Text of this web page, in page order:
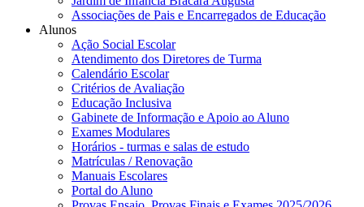
Associações de Pais e Encarregados de Educação
Alunos
Ação Social Escolar
Atendimento dos Diretores de Turma
Calendário Escolar
Critérios de Avaliação
Educação Inclusiva
Gabinete de Informação e Apoio ao Aluno
Exames Modulares
Horários - turmas e salas de estudo
Matrículas / Renovação
Manuais Escolares
Portal do Aluno